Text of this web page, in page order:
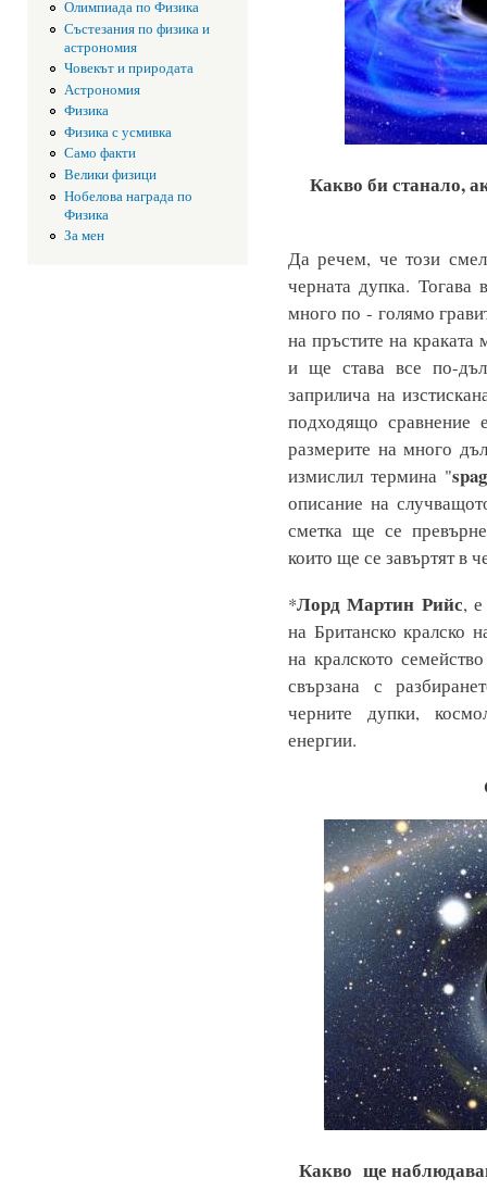
Олимпиада по Физика
Състезания по физика и
астрономия
Човекът и природата
Астрономия
Физика
Физика с усмивка
Само факти
Велики физици
Нобелова награда по
Физика
За мен
Какво би станало,
Да речем, че този
черната дупка. Тогава
много по - голямо
на пръстите на
и ще става все по-
заприлича на
подходящо
размерите на много
измислил термина "
описание на
сметка ще се
които ще се завъртят в
*Лорд Мартин Рийс,
на Британско кралско
на кралското
свързана с
черните дупки,
енергии.
Какво ще